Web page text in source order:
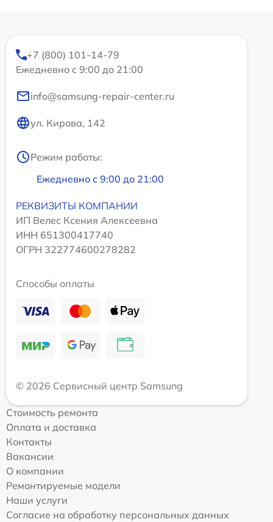
+7 (800) 101-14-79
Ежедневно с 9:00 до 21:00
info@samsung-repair-center.ru
ул. Кирова, 142
Режим работы:
Ежедневно с 9:00 до 21:00
РЕКВИЗИТЫ КОМПАНИИ
ИП Велес Ксения Алексеевна
ИНН 651300417740
ОГРН 322774600278282
Способы оплаты
© 2026 Сервисный центр Samsung
Стоимость ремонта
Оплата и доставка
Контакты
Вакансии
О компании
Ремонтируемые модели
Наши услуги
Согласие на обработку персональных данных